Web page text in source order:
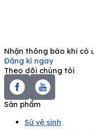
Nhận thông báo khi có
Đăng kí ngay
Theo dõi chúng tôi
Sản phẩm
Sứ vệ sinh